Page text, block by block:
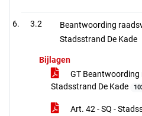
3.2
Beantwoording
Stadsstrand De Kade
Bijlagen
GT Beantwoording
Stadsstrand De Kade
Art. 42 - SQ -